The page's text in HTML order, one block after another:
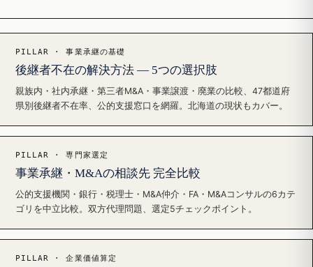
PILLAR · 事業承継の基礎
後継者不在の解決方法 — 5つの選択肢
親族内・社内承継・第三者M&A・事業譲渡・廃業の比較、47都道府
県別後継者不在率、公的支援窓口を網羅。北海道の現状もカバー。
PILLAR · 専門家選定
事業承継・M&Aの相談先 完全比較
公的支援機関・銀行・税理士・M&A仲介・FA・M&Aコンサルの6カテ
ゴリを中立比較。双方代理問題、選定5チェックポイント。
PILLAR · 企業価値算定